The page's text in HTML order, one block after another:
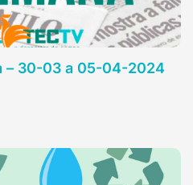
– 30-03 a 05-04-2024